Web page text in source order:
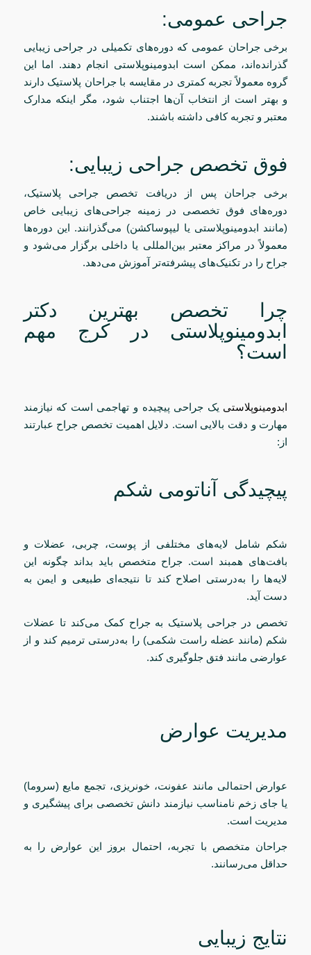
جراحی عمومی:
برخی جراحان عمومی که دوره‌های تکمیلی در جراحی زیبایی
گذرانده‌اند، ممکن است ابدومینوپلاستی انجام دهند. اما این
گروه معمولاً تجربه کمتری در مقایسه با جراحان پلاستیک دارند
و بهتر است از انتخاب آن‌ها اجتناب شود، مگر اینکه مدارک
معتبر و تجربه کافی داشته باشند.
فوق تخصص جراحی زیبایی:
برخی جراحان پس از دریافت تخصص جراحی پلاستیک،
دوره‌های فوق تخصصی در زمینه جراحی‌های زیبایی خاص
(مانند ابدومینوپلاستی یا لیپوساکشن) می‌گذرانند. این دوره‌ها
معمولاً در مراکز معتبر بین‌المللی یا داخلی برگزار می‌شود و
جراح را در تکنیک‌های پیشرفته‌تر آموزش می‌دهد.
چرا تخصص بهترین دکتر
ابدومینوپلاستی در کرج مهم
است؟
ابدومینوپلاستی یک جراحی پیچیده و تهاجمی است که نیازمند
مهارت و دقت بالایی است. دلایل اهمیت تخصص جراح عبارتند
از:
پیچیدگی آناتومی شکم
شکم شامل لایه‌های مختلفی از پوست، چربی، عضلات و
بافت‌های همبند است. جراح متخصص باید بداند چگونه این
لایه‌ها را به‌درستی اصلاح کند تا نتیجه‌ای طبیعی و ایمن به
دست آید.
تخصص در جراحی پلاستیک به جراح کمک می‌کند تا عضلات
شکم (مانند عضله راست شکمی) را به‌درستی ترمیم کند و از
عوارضی مانند فتق جلوگیری کند.
مدیریت عوارض
عوارض احتمالی مانند عفونت، خونریزی، تجمع مایع (سروما)
یا جای زخم نامناسب نیازمند دانش تخصصی برای پیشگیری و
مدیریت است.
جراحان متخصص با تجربه، احتمال بروز این عوارض را به
حداقل می‌رسانند.
نتایج زیبایی